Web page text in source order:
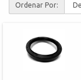
Ordenar Por: